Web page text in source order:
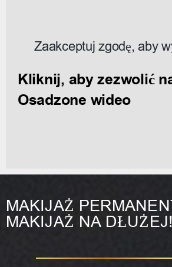
Zaakceptuj zgodę, aby
Kliknij, aby zezwolić
Osadzone wideo
MAKIJAŻ
MAKIJAŻ NA DŁUŻEJ!